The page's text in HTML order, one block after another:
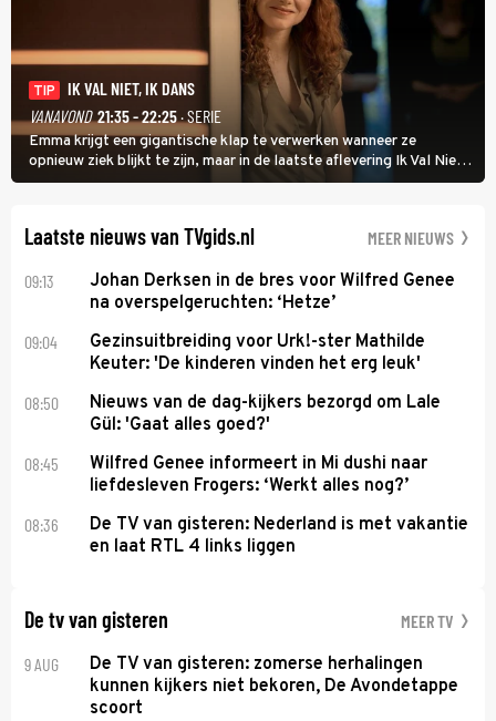
TIP
IK VAL NIET, IK DANS
VANAVOND 21:35 - 22:25· SERIE
Emma krijgt een gigantische klap te verwerken wanneer ze
opnieuw ziek blijkt te zijn, maar in de laatste aflevering Ik Val Niet,
Ik Dans laat ze zien dat ze niet van plan is op te geven, zelfs als ze
Laatste nieuws van TVgids.nl MEER NIEUWS
09:13
Johan Derksen in de bres voor Wilfred Genee
na overspelgeruchten: ‘Hetze’
09:04
Gezinsuitbreiding voor Urk!-ster Mathilde
Keuter: 'De kinderen vinden het erg leuk'
08:50
Nieuws van de dag-kijkers bezorgd om Lale
Gül: 'Gaat alles goed?'
08:45
Wilfred Genee informeert in Mi dushi naar
liefdesleven Frogers: ‘Werkt alles nog?’
08:36
De TV van gisteren: Nederland is met vakantie
en laat RTL 4 links liggen
De tv van gisteren MEER TV
9 AUG
De TV van gisteren: zomerse herhalingen
kunnen kijkers niet bekoren, De Avondetappe
scoort